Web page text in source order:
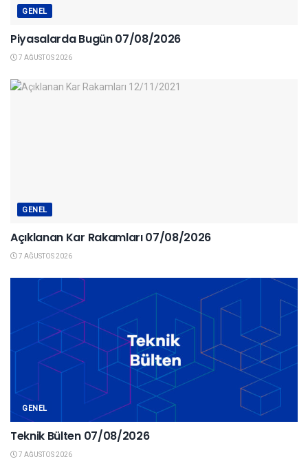
GENEL
Piyasalarda Bugün 07/08/2026
7 AĞUSTOS 2026
GENEL
Açıklanan Kar Rakamları 07/08/2026
7 AĞUSTOS 2026
GENEL
Teknik Bülten 07/08/2026
7 AĞUSTOS 2026